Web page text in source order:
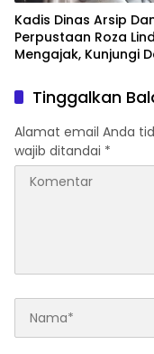
Kadis Dinas Arsip
Perpustaan Roza
Mengajak, Kunjungi
Tinggalkan
Alamat email Anda
wajib ditandai *